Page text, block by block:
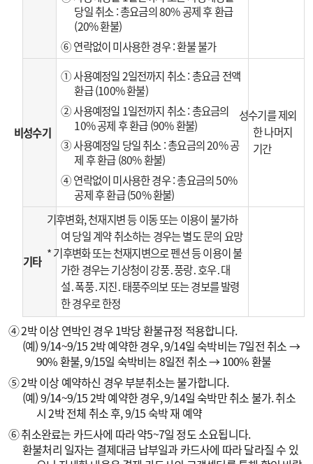
당일 취소 : 총요금의 80% 공제 후 환급
(20% 환불)
⑥ 연락없이 미사용한 경우 : 환불 불가
비성수기
① 사용예정일 2일전까지 취소 : 총요금 전액
환급 (100% 환불)
② 사용예정일 1일전까지 취소 : 총요금의
10% 공제 후 환급 (90% 환불)
③ 사용예정일 당일 취소 : 총요금의 20% 공
제 후 환급 (80% 환불)
④ 연락없이 미사용한 경우 : 총요금의 50%
공제 후 환급 (50% 환불)
성수기를 제외
한 나머지
기간
기타
기후변화, 천재지변 등 이동 또는 이용이 불가하
여 당일 계약 취소하는 경우는 별도 문의 요망
* 기후변화 또는 천재지변으로 펜션 등 이용이 불
가한 경우는 기상청이 강풍․풍랑․호우․대
설․폭풍․지진․태풍주의보 또는 경보를 발령
한 경우로 한정
④ 2박 이상 연박인 경우 1박당 환불규정 적용합니다.
(예) 9/14~9/15 2박 예약한 경우, 9/14일 숙박비는 7일전 취소 →
90% 환불, 9/15일 숙박비는 8일전 취소 → 100% 환불
⑤ 2박 이상 예약하신 경우 부분취소는 불가합니다.
(예) 9/14~9/15 2박 예약한 경우, 9/14일 숙박만 취소 불가. 취소
시 2박 전체 취소 후, 9/15 숙박 재 예약
⑥ 취소완료는 카드사에 따라 약5~7일 정도 소요됩니다.
환불처리 일자는 결제대금 납부일과 카드사에 따라 달라질 수 있